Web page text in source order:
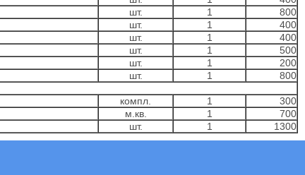
шт. 1
800
шт. 1
400
шт. 1
400
шт. 1
500
шт. 1
200
шт. 1
800
компл. 1
300
м.кв. 1
700
шт. 1 1300